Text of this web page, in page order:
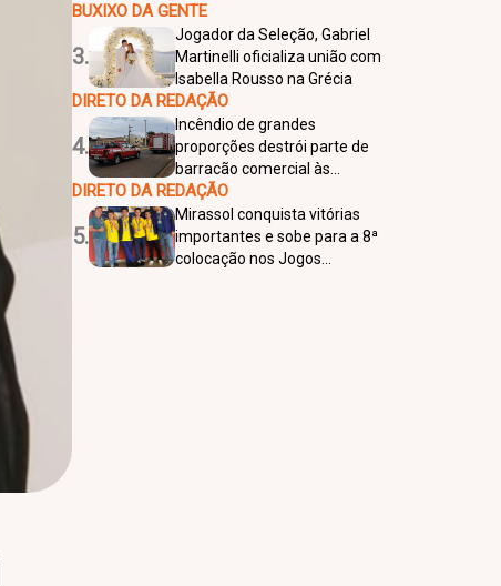
margens da SP-425, em
Bálsamo
BUXIXO DA GENTE
3.
Jogador da Seleção, Gabriel
Martinelli oficializa união com
Isabella Rousso na Grécia
DIRETO DA REDAÇÃO
4.
Incêndio de grandes
proporções destrói parte de
barracão comercial às
margens da SP-425, em
Bálsamo
DIRETO DA REDAÇÃO
5.
Mirassol conquista vitórias
importantes e sobe para a 8ª
colocação nos Jogos